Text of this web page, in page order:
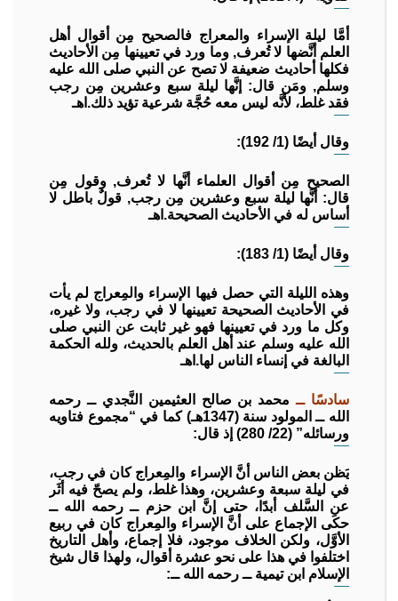
أمَّا ليلة الإسراء والمعراج فالصحيح مِن أقوال أهل
العلم أنَّضها لا تُعرف, وما ورد في تعيينها مِن الأحاديث
فكلها أحاديث ضعيفة لا تصح عن النبي صلى الله عليه
وسلم, ومَن قال: إنَّها ليلة سبع وعشرين مِن رجب
فقد غلط، لأنَّه ليس معه حُجَّة شرعية تؤيد ذلك.اهـ
وقال أيضًا (1/ 192):
الصحيح مِن أقوال العلماء أنَّها لا تُعرف, وقول مِن
قال: أنَّها ليلة سبع وعشرين مِن رجب, قولٌ باطل لا
أساس له في الأحاديث الصحيحة.اهـ
وقال أيضًا (1/ 183):
وهذه الليلة التي حصل فيها الإسراء والمِعراج لم يأت
في الأحاديث الصحيحة تعيينها لا في رجب، ولا غيره،
وكل ما ورد في تعيينها فهو غير ثابت عن النبي صلى
الله عليه وسلم عند أهل العلم بالحديث، ولله الحكمة
البالغة في إنساء الناس لها.اهـ
سادسًا ــ محمد بن صالح العثيمين النَّجدي ــ رحمه
الله ــ المولود سنة (1347هـ) كما في “مجموع فتاويه
ورسائله” (22/ 280) إذ قال:
يَظن بعض الناس أنَّ الإسراء والمِعراج كان في رجب،
في ليلة سبعة وعشرين، وهذا غلط، ولم يصحّ فيه أثَر
عن السَّلف أبدًا، حتى إنَّ ابن حزم ــ رحمه الله ــ
حكَى الإجماع على أنَّ الإسراء والمِعراج كان في ربيع
الأوَّل، ولكن الخلاف موجود، فلا إجماع، وأهل التاريخ
اختلفوا في هذا على نحو عشرة أقوال، ولهذا قال شيخ
الإسلام ابن تيمية ــ رحمه الله ــ: